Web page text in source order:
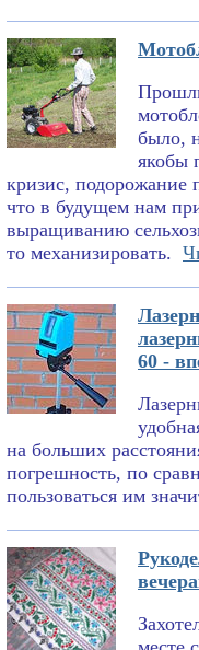
было,
якобы
кризис, подорожание
что в будущем нам
выращиванию
то механизировать.
60 -
на больших
погрешность, по
пользоваться им